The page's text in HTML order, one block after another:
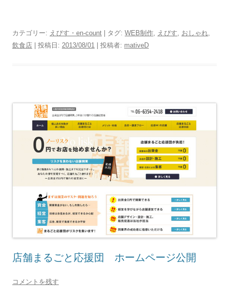
カテゴリー: えびす・en-count | タグ: WEB制作 えびす おしゃれ
飲食店 | 投稿日: 2013/08/01 投稿者: mativeD
店舗まるごと応援団 ホームページ公開
コメントを残す